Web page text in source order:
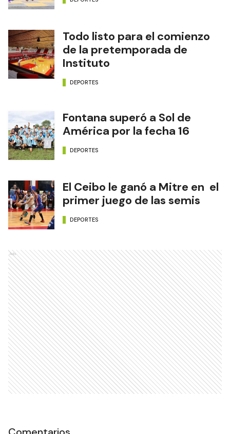
Edición Impresa
NOTAS RELACIONADAS
A Toda Costa regresa al
Paseo Ferroviario
Todo listo para el comienzo
de la pretemporada de
DEPORTES
Fontana superó a Sol de
América por la fecha 16
DEPORTES
El Ceibo le ganó a Mitre en el
primer juego de las semis
DEPORTES